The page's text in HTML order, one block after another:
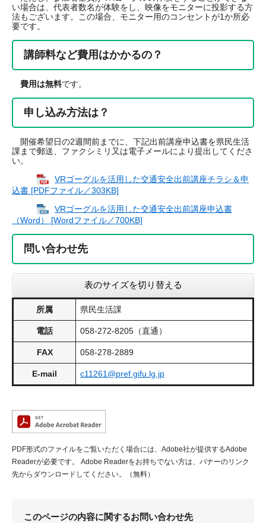
い場合は、代表者数名が体験をし、映像をモニターに投影する方
法もございます。この場合、モニター用のコンセントが1か所必
要です。
講師料など費用はかかるの？
費用は無料です。
申し込み方法は？
開催希望日の2週間前までに、下記出前講座申込書を県民生活
課まで郵送、ファクシミリ又は電子メールにより提出してくださ
い。
VRゴーグルを活用した交通安全出前講座チラシ＆申
込書 [PDFファイル／303KB]
VRゴーグルを活用した交通安全出前講座申込書
（Word） [Wordファイル／700KB]
問い合わせ先
表のサイズを切り替える
所属 県民生活課
電話 058-272-8205（直通）
FAX 058-278-2889
E-mail c11261@pref.gifu.lg.jp
PDF形式のファイルをご覧いただく場合には、Adobe社が提供するAdobe
Readerが必要です。
Adobe Readerをお持ちでない方は、バナーのリンク
先からダウンロードしてください。（無料）
このページの内容に関するお問い合わせ先